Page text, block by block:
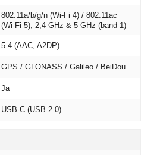
802.11a/b/g/n (Wi‑Fi 4) / 802.11ac
(Wi‑Fi 5), 2,4 GHz & 5 GHz (band 1)
5.4 (AAC, A2DP)
GPS / GLONASS / Galileo / BeiDou
Ja
USB‑C (USB 2.0)